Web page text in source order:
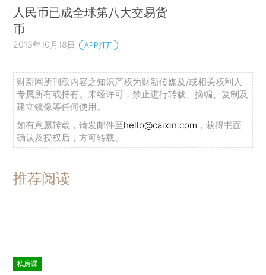
人民币已成全球第八大交易货
币
2013年10月18日 APP打开
财新网所刊载内容之知识产权为财新传媒及/或相关权利人
专属所有或持有。未经许可，禁止进行转载、摘编、复制及
建立镜像等任何使用。
如有意愿转载，请发邮件至hello@caixin.com ，获得书面
确认及授权后，方可转载。
推荐阅读
私房课